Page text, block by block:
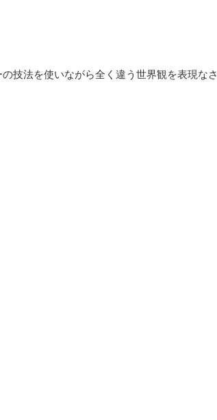
技法を使いながら全く違う世界観を表現なさ